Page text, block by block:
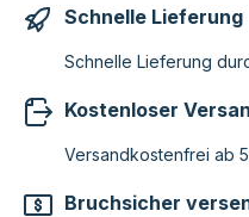
Schnelle Lieferung
Schnelle Lieferung
Kostenloser
Versandkostenfrei ab
Bruchsicher